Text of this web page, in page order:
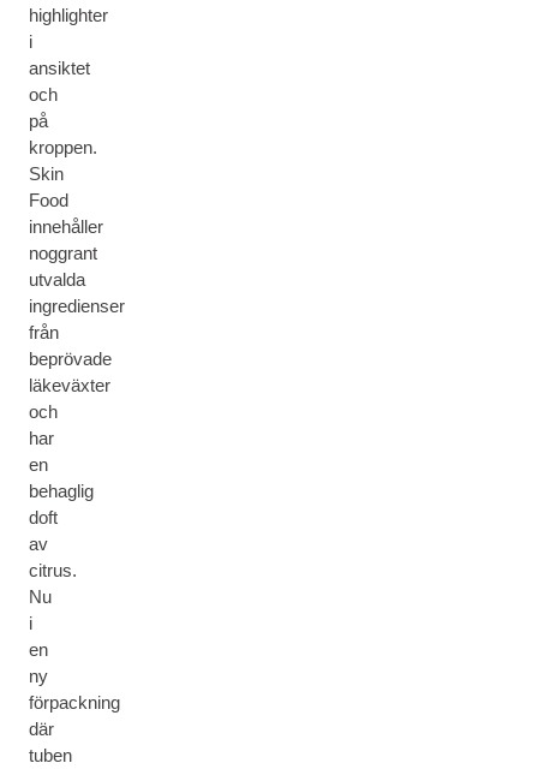
highlighter
i
ansiktet
och
på
kroppen.
Skin
Food
innehåller
noggrant
utvalda
ingredienser
från
beprövade
läkeväxter
och
har
en
behaglig
doft
av
citrus.
Nu
i
en
ny
förpackning
där
tuben